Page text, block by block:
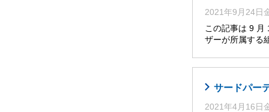
2021年9月24日
この記事は 9
ザーが所属する
サードパー
2021年4月16日